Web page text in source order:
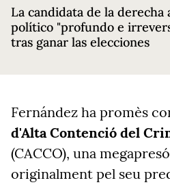
La candidata de la derecha
político "profundo e
tras ganar las elecciones
Fernández ha promès
d'Alta Contenció del
(CACCO), una
originalment pel seu